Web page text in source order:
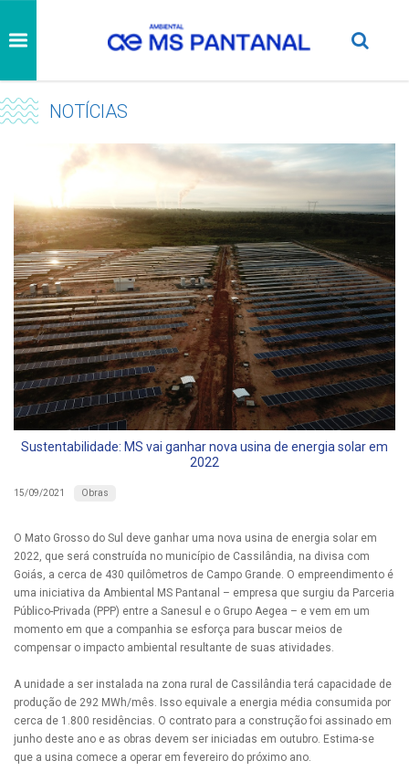
NOTÍCIAS
Sustentabilidade: MS vai ganhar nova usina de energia solar em
2022
15/09/2021 Obras
O Mato Grosso do Sul deve ganhar uma nova usina de energia solar em
2022, que será construída no município de Cassilândia, na divisa com
Goiás, a cerca de 430 quilômetros de Campo Grande. O empreendimento é
uma iniciativa da Ambiental MS Pantanal – empresa que surgiu da Parceria
Público-Privada (PPP) entre a Sanesul e o Grupo Aegea – e vem em um
momento em que a companhia se esforça para buscar meios de
compensar o impacto ambiental resultante de suas atividades.
A unidade a ser instalada na zona rural de Cassilândia terá capacidade de
produção de 292 MWh/mês. Isso equivale a energia média consumida por
cerca de 1.800 residências. O contrato para a construção foi assinado em
junho deste ano e as obras devem ser iniciadas em outubro. Estima-se
que a usina comece a operar em fevereiro do próximo ano.